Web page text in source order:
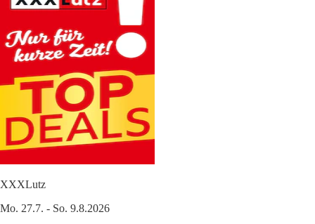
XXXLutz
Mo. 27.7. - So. 9.8.2026